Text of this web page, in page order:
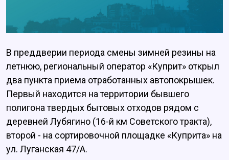
В преддверии периода смены зимней резины на
летнюю, региональный оператор «Куприт» открыл
два пункта приема отработанных автопокрышек.
Первый находится на территории бывшего
полигона твердых бытовых отходов рядом с
деревней Лубягино (16-й км Советского тракта),
второй - на сортировочной площадке «Куприта» на
ул. Луганская 47/А.